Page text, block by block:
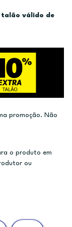
talão válido de
promoção. Não
o produto em
ou